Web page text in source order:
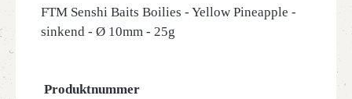
FTM Senshi Baits Boilies - Yellow Pineapple -
sinkend - Ø 10mm - 25g
Produktnummer